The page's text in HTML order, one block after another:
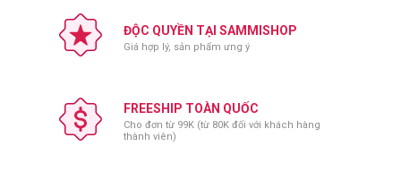
ĐỘC QUYỀN TẠI SAMMISHOP
Giá hợp lý, sản phẩm ưng ý
FREESHIP TOÀN QUỐC
Cho đơn từ 99K (từ 80K đối với khách hàng
thành viên)